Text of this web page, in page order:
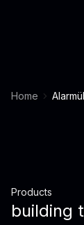
Home
Products
building